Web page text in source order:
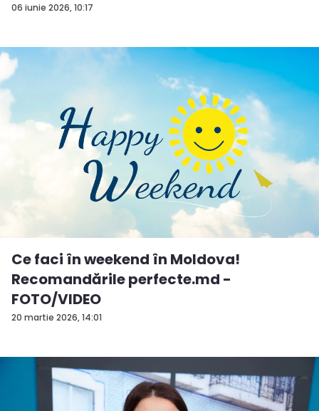
06 iunie 2026, 10:17
20 martie 2026, 14:01
Ce faci în weekend în Moldova!
Recomandările perfecte.md -
FOTO/VIDEO